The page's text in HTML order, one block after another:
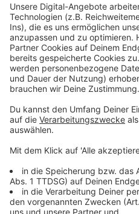
©picture alliance/dpa |
Immer häufiger und
online abgezockt.
Anzeige
Cyberkriminalität:
dingfest gemacht
Viel zu häufig kommen die